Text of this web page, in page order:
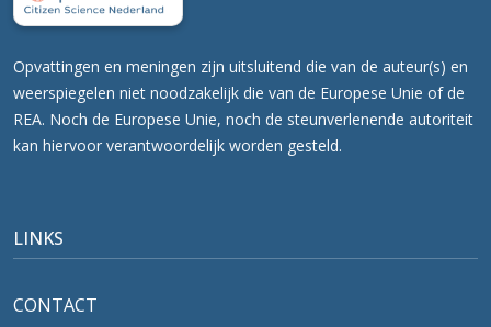
Opvattingen en meningen zijn uitsluitend die van de auteur(s) en
weerspiegelen niet noodzakelijk die van de Europese Unie of de
REA. Noch de Europese Unie, noch de steunverlenende autoriteit
kan hiervoor verantwoordelijk worden gesteld.
LINKS
CONTACT